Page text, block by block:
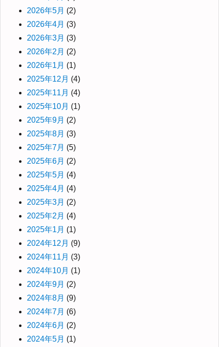
2026年5月 (2)
2026年4月 (3)
2026年3月 (3)
2026年2月 (2)
2026年1月 (1)
2025年12月 (4)
2025年11月 (4)
2025年10月 (1)
2025年9月 (2)
2025年8月 (3)
2025年7月 (5)
2025年6月 (2)
2025年5月 (4)
2025年4月 (4)
2025年3月 (2)
2025年2月 (4)
2025年1月 (1)
2024年12月 (9)
2024年11月 (3)
2024年10月 (1)
2024年9月 (2)
2024年8月 (9)
2024年7月 (6)
2024年6月 (2)
2024年5月 (1)